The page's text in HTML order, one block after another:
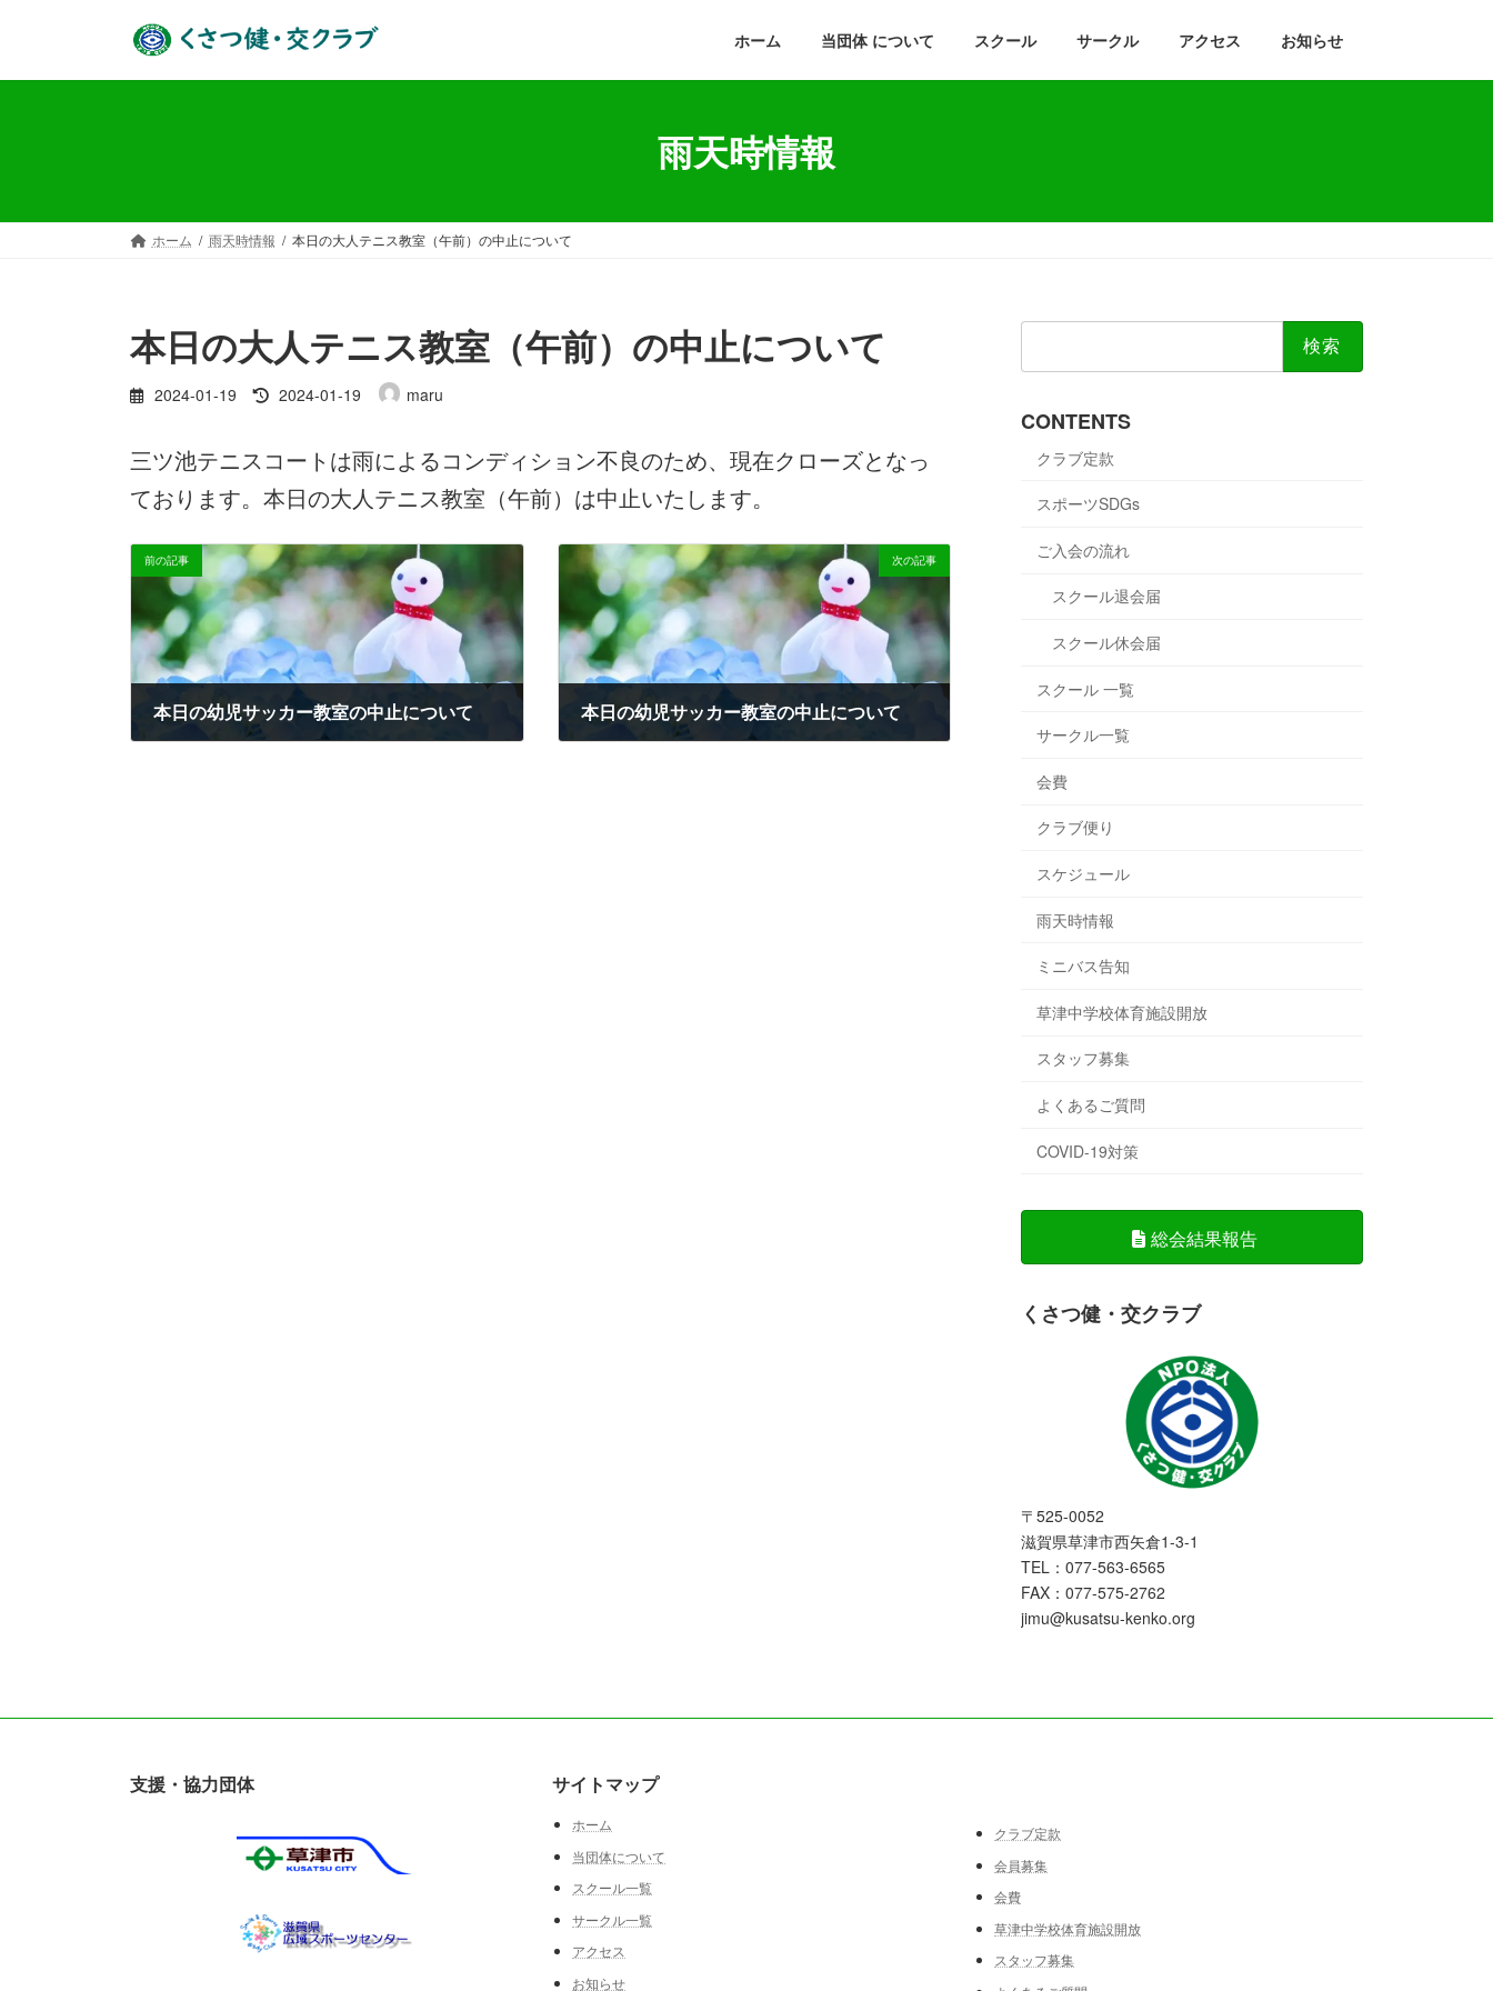
ッ
移
ホーム 当団体 について スクール サークル アクセス お知らせ
雨天時情報
ホーム 雨天時情報 本日の大人テニス教室（午前）の中止について
本日の大人テニス教室（午前）の中止について
2024-01-19
最
新
時
2024-01-19 maru
三ツ池テニスコートは雨によるコンディション不良のため、現在クローズとなっ
ております。本日の大人テニス教室（午前）は中止いたします。
前の記事
本日の幼児サッカー教室の中止について
次の記事
本日の幼児サッカー教室の中止について
CONTENTS
クラブ定款
スポーツSDGs
ご入会の流れ
スクール退会届
スクール休会届
スクール 一覧
サークル一覧
会費
クラブ便り
スケジュール
雨天時情報
ミニバス告知
草津中学校体育施設開放
スタッフ募集
よくあるご質問
COVID-19対策
総会結果報告
くさつ健・交クラブ
〒525-0052
滋賀県草津市西矢倉1-3-1
TEL：077-563-6565
FAX：077-575-2762
jimu@kusatsu-kenko.org
支援・協力団体 サイトマップ
ホーム
当団体について
スクール一覧
サークル一覧
アクセス
お知らせ
クラブ定款
会員募集
会費
草津中学校体育施設開放
スタッフ募集